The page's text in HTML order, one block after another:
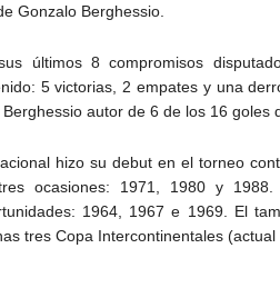
Gonzalo Berghessio.
últimos 8 compromisos
5 victorias, 2 empates y una
autor de 6 de los 16 goles
hizo su debut en el torneo
ocasiones: 1971, 1980 y
1964, 1967 e 1969. El
tres Copa Intercontinentales